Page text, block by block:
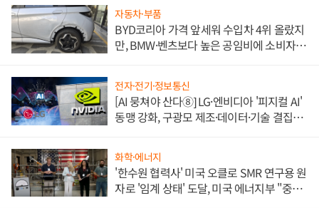
자동차·부품
BYD코리아 가격 앞세워 수입차 4위 올랐지
만, BMW·벤츠보다 높은 공임비에 소비자
전자·전기·정보통신
[AI 뭉쳐야 산다⑧] LG·엔비디아 '피지컬 AI'
동맹 강화, 구광모 제조·데이터·기술 결집
화학·에너지
'한수원 협력사' 미국 오클로 SMR 연구용 원
자로 '임계 상태' 도달, 미국 에너지부 "중요